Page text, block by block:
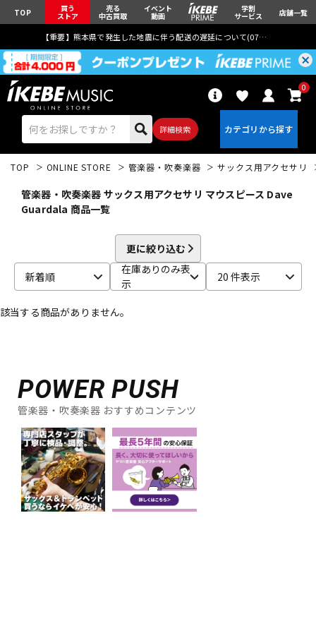
TOP 買う
ストア
売る
中古買取
イベント
動画
学割
サービス 店舗一覧
【重要】熊本県で発生した地震に伴う配送の遅延について(07月29日
詳細検索
0
キーボード
管楽器
アンプ
TOP ONLINE STORE 管楽器・吹奏楽器 サックス用アクセサリ
管楽器・吹奏楽器 サックス用アクセサリ マウスピース Dave
Guardala 商品一覧
更に絞り込む
新着順
在庫ありのみ表
示
20 件表示
該当する商品がありません。
POWER PUSH
管楽器・吹奏楽器 おすすめコンテンツ